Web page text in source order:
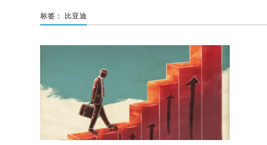
标签： 比亚迪